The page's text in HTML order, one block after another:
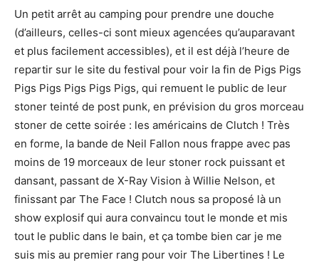
Un petit arrêt au camping pour prendre une douche
(d’ailleurs, celles-ci sont mieux agencées qu’auparavant
et plus facilement accessibles), et il est déjà l’heure de
repartir sur le site du festival pour voir la fin de Pigs Pigs
Pigs Pigs Pigs Pigs Pigs, qui remuent le public de leur
stoner teinté de post punk, en prévision du gros morceau
stoner de cette soirée : les américains de Clutch ! Très
en forme, la bande de Neil Fallon nous frappe avec pas
moins de 19 morceaux de leur stoner rock puissant et
dansant, passant de X-Ray Vision à Willie Nelson, et
finissant par The Face ! Clutch nous sa proposé là un
show explosif qui aura convaincu tout le monde et mis
tout le public dans le bain, et ça tombe bien car je me
suis mis au premier rang pour voir The Libertines ! Le